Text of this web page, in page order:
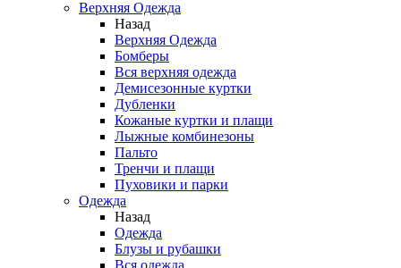
Верхняя Одежда
Назад
Верхняя Одежда
Бомберы
Вся верхняя одежда
Демисезонные куртки
Дубленки
Кожаные куртки и плащи
Лыжные комбинезоны
Пальто
Тренчи и плащи
Пуховики и парки
Одежда
Назад
Одежда
Блузы и рубашки